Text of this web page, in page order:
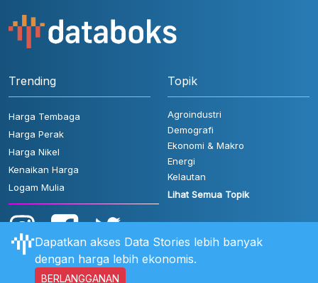
Trending
Harga Tembaga
Harga Perak
Harga Nikel
Kenaikan Harga
Logam Mulia
Topik
Agroindustri
Demografi
Ekonomi & Makro
Energi
Kelautan
Lihat Semua Topik
Dapatkan akses Data Stories lebih banyak
dengan harga lebih ekonomis.
BERLANGGANAN